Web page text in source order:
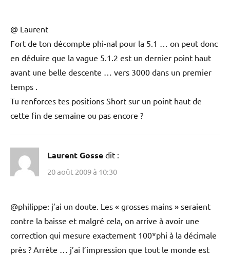
@ Laurent
Fort de ton décompte phi-nal pour la 5.1 … on peut donc
en déduire que la vague 5.1.2 est un dernier point haut
avant une belle descente … vers 3000 dans un premier
temps .
Tu renforces tes positions Short sur un point haut de
cette fin de semaine ou pas encore ?
Laurent Gosse dit :
20 août 2009 à 10:30
@philippe: j’ai un doute. Les « grosses mains » seraient
contre la baisse et malgré cela, on arrive à avoir une
correction qui mesure exactement 100*phi à la décimale
près ? Arrète … j’ai l’impression que tout le monde est